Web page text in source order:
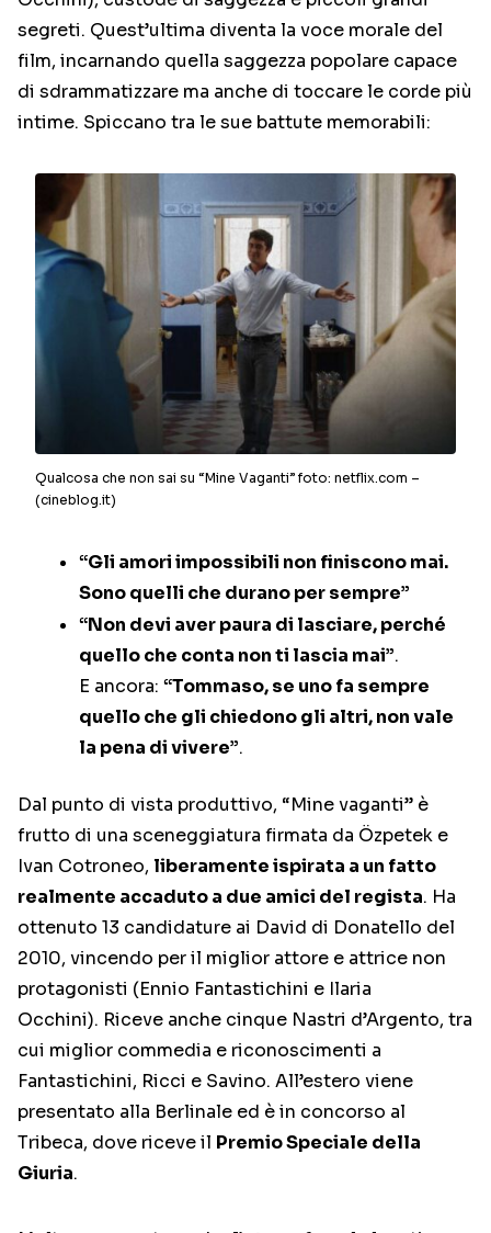
segreti. Quest’ultima diventa la voce morale del
film, incarnando quella saggezza popolare capace
di sdrammatizzare ma anche di toccare le corde più
intime. Spiccano tra le sue battute memorabili:
Qualcosa che non sai su “Mine Vaganti” foto: netflix.com –
(cineblog.it)
“Gli amori impossibili non finiscono mai.
Sono quelli che durano per sempre”
“Non devi aver paura di lasciare, perché
quello che conta non ti lascia mai”.
E ancora: “Tommaso, se uno fa sempre
quello che gli chiedono gli altri, non vale
la pena di vivere”.
Dal punto di vista produttivo, “Mine vaganti” è
frutto di una sceneggiatura firmata da Özpetek e
Ivan Cotroneo, liberamente ispirata a un fatto
realmente accaduto a due amici del regista. Ha
ottenuto 13 candidature ai David di Donatello del
2010, vincendo per il miglior attore e attrice non
protagonisti (Ennio Fantastichini e Ilaria
Occhini). Riceve anche cinque Nastri d’Argento, tra
cui miglior commedia e riconoscimenti a
Fantastichini, Ricci e Savino. All’estero viene
presentato alla Berlinale ed è in concorso al
Tribeca, dove riceve il Premio Speciale della
Giuria.